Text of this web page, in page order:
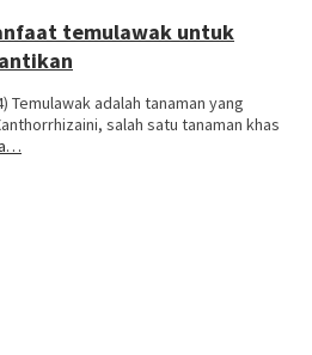
temulawak untuk
Temulawak adalah tanaman yang
salah satu tanaman khas